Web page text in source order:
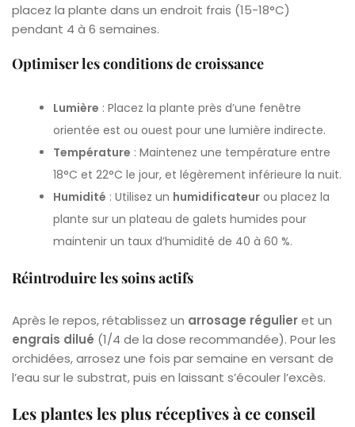
placez la plante dans un endroit frais (15-18°C)
pendant 4 à 6 semaines.
Optimiser les conditions de croissance
Lumière : Placez la plante près d’une fenêtre
orientée est ou ouest pour une lumière indirecte.
Température : Maintenez une température entre
18°C et 22°C le jour, et légèrement inférieure la nuit.
Humidité : Utilisez un humidificateur ou placez la
plante sur un plateau de galets humides pour
maintenir un taux d’humidité de 40 à 60 %.
Réintroduire les soins actifs
Après le repos, rétablissez un arrosage régulieret un
engrais dilué (1/4 de la dose recommandée). Pour les
orchidées, arrosez une fois par semaine en versant de
l’eau sur le substrat, puis en laissant s’écouler l’excès.
Les plantes les plus réceptives à ce conseil